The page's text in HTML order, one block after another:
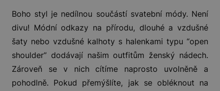
Boho styl je nedílnou součástí svatební módy. Není
divu! Módní odkazy na přírodu, dlouhé a vzdušné
šaty nebo vzdušné kalhoty s halenkami typu “open
shoulder” dodávají našim outfitům ženský nádech.
Zároveň se v nich cítíme naprosto uvolněně a
pohodlně. Pokud přemýšlíte, jak se obléknout na